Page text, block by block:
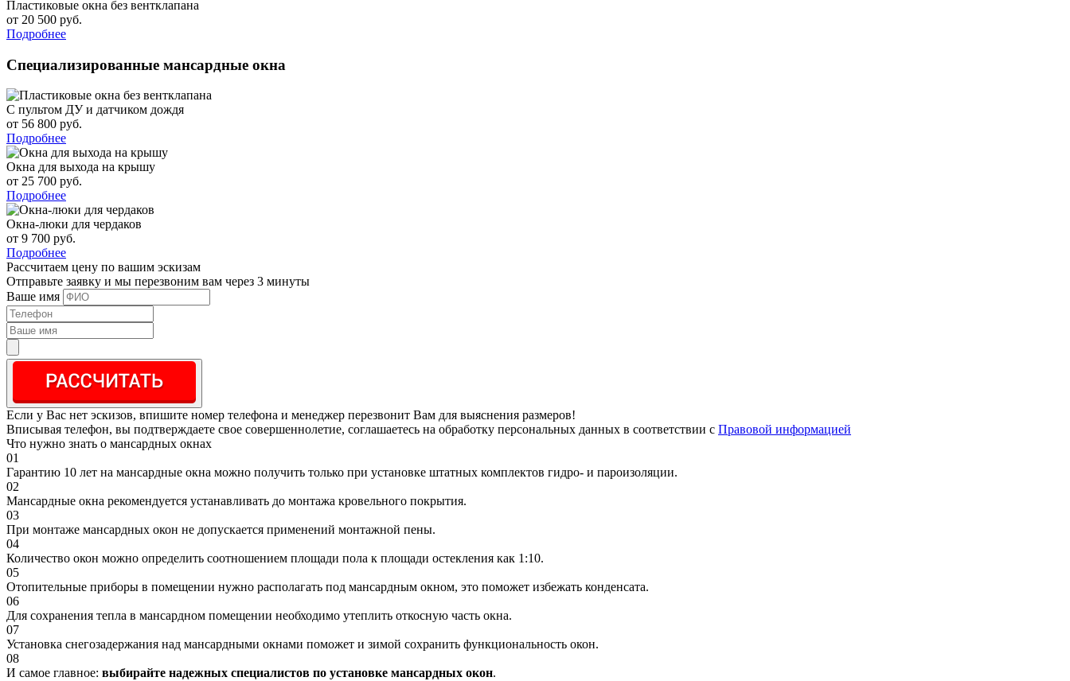
Пластиковые окна без вентклапана
от 20 500 руб.
Подробнее
Специализированные мансардные окна
С пультом ДУ и датчиком дождя
от 56 800 руб.
Подробнее
Окна для выхода на крышу
от 25 700 руб.
Подробнее
Окна-люки для чердаков
от 9 700 руб.
Подробнее
Рассчитаем цену по вашим эскизам
Отправьте заявку и мы перезвоним вам через 3 минуты
Ваше имя
Если у Вас нет эскизов, впишите номер телефона и менеджер перезвонит Вам для выяснения размеров!
Вписывая телефон, вы подтверждаете свое совершеннолетие, соглашаетесь на обработку персональных данных в соответствии с Правовой информацией
Что нужно знать о мансардных окнах
01
Гарантию 10 лет на мансардные окна можно получить только при установке штатных комплектов гидро- и пароизоляции.
02
Мансардные окна рекомендуется устанавливать до монтажа кровельного покрытия.
03
При монтаже мансардных окон не допускается применений монтажной пены.
04
Количество окон можно определить соотношением площади пола к площади остекления как 1:10.
05
Отопительные приборы в помещении нужно располагать под мансардным окном, это поможет избежать конденсата.
06
Для сохранения тепла в мансардном помещении необходимо утеплить откосную часть окна.
07
Установка снегозадержания над мансардными окнами поможет и зимой сохранить функциональность окон.
08
И самое главное: выбирайте надежных специалистов по установке мансардных окон.